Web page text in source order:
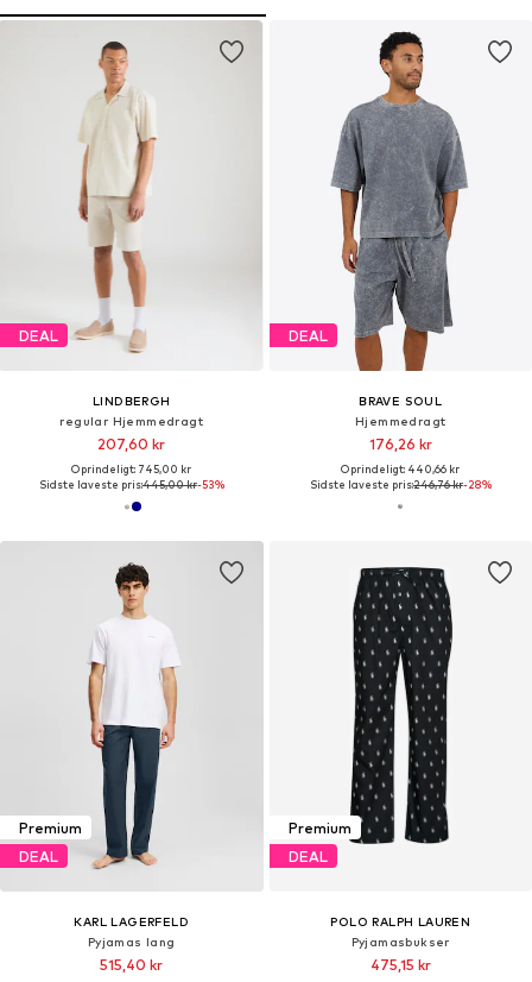
DEAL
LINDBERGH
regular Hjemmedragt
207,60 kr
Oprindeligt: 745,00 kr
Sidste laveste pris:445,00 kr-53%
DEAL
BRAVE SOUL
Hjemmedragt
176,26 kr
Oprindeligt: 440,66 kr
Sidste laveste pris:246,76 kr-28%
Premium
DEAL
KARL LAGERFELD
Pyjamas lang
515,40 kr
Premium
DEAL
POLO RALPH LAUREN
Pyjamasbukser
475,15 kr